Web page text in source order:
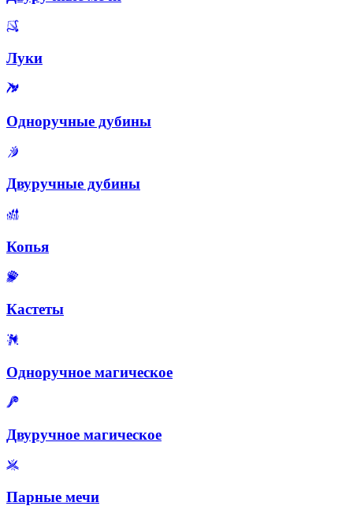
Луки
Одноручные дубины
Двуручные дубины
Копья
Кастеты
Одноручное магическое
Двуручное магическое
Парные мечи